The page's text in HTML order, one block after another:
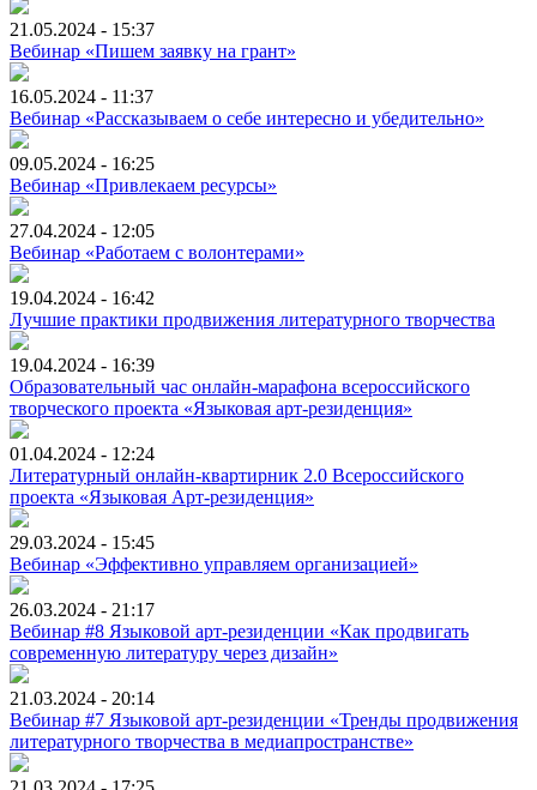
21.05.2024 - 15:37
Вебинар «Пишем заявку на грант»
16.05.2024 - 11:37
Вебинар «Рассказываем о себе интересно и убедительно»
09.05.2024 - 16:25
Вебинар «Привлекаем ресурсы»
27.04.2024 - 12:05
Вебинар «Работаем с волонтерами»
19.04.2024 - 16:42
Лучшие практики продвижения литературного творчества
19.04.2024 - 16:39
Образовательный час онлайн-марафона всероссийского
творческого проекта «Языковая арт-резиденция»
01.04.2024 - 12:24
Литературный онлайн-квартирник 2.0 Всероссийского
проекта «Языковая Арт-резиденция»
29.03.2024 - 15:45
Вебинар «Эффективно управляем организацией»
26.03.2024 - 21:17
Вебинар #8 Языковой арт-резиденции «Как продвигать
современную литературу через дизайн»
21.03.2024 - 20:14
Вебинар #7 Языковой арт-резиденции «Тренды продвижения
литературного творчества в медиапространстве»